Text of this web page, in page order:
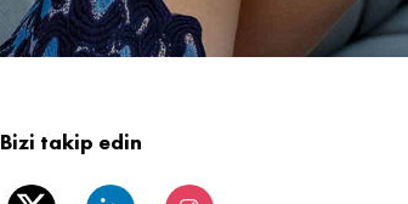
Bizi takip edin